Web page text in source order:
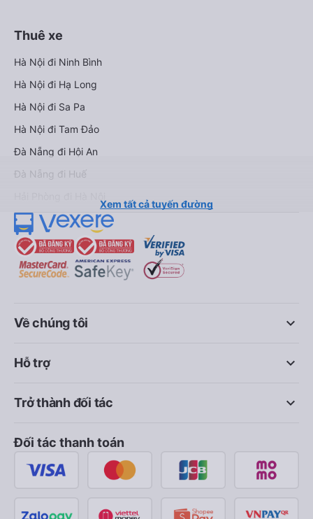
Thuê xe
Hà Nội đi Ninh Bình
Hà Nội đi Hạ Long
Hà Nội đi Sa Pa
Hà Nội đi Tam Đảo
Đà Nẵng đi Hội An
Đà Nẵng đi Huế
Xem tất cả tuyến đường
keyboard_arrow_down
Về chúng tôi
keyboard_arrow_down
Hỗ trợ
keyboard_arrow_down
Trở thành đối tác
Đối tác thanh toán